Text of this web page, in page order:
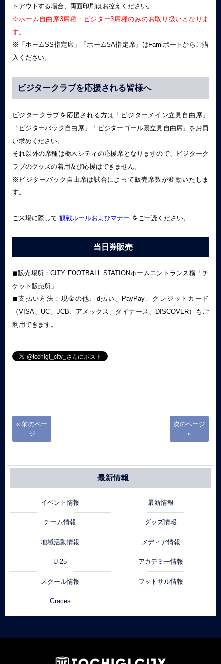
トアウトする場合、両面印刷はお控えください。
※ホーム自由席3席種・ビジター3席種のみのお取り扱いとなりま
す。
※「ホームSS指定席」「ホームSA指定席」はFamiポートからご購
入ください。
ビジタークラブを応援される皆様へ
ビジタークラブを応援される方は「ビジターメイン立見自由席」
「ビジターバック自由席」「ビジターゴール裏立見自由席」をお買
い求めください。
それ以外の席種は栃木シティの応援席となりますので、ビジターク
ラブのグッズの着用及び応援はできません。
※ビジターバック自由席は試合によって販売席数が変動いたしま
す。
ご来場に際して 観戦ルールおよびマナー をご一読ください。
当日券販売
◼︎販売場所：CITY FOOTBALL STATIONホームエントランス横「チ
ケット販売所」
◼︎支払い方法：現金の他、d払い、
PayPay 、クレジットカード
（VISA、 UC、 JCB、アメックス、ダイナース、 DISCOVER）もご
利用できます。
« 前のペー
ジ
次のページ
»
最新情報
イベント情報 最新情報
チーム情報 グッズ情報
地域活動情報 メディア情報
U-25 アカデミー情報
スクール情報 フットサル情報
Graces